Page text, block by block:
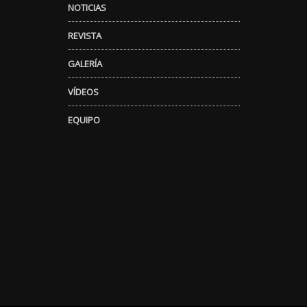
NOTICIAS
REVISTA
GALERÍA
VÍDEOS
EQUIPO